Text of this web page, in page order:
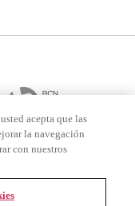
acepta que las
la navegación
con nuestros